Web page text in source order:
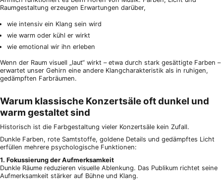
Raumgestaltung erzeugen Erwartungen darüber,
wie intensiv ein Klang sein wird
wie warm oder kühl er wirkt
wie emotional wir ihn erleben
Wenn der Raum visuell „laut“ wirkt – etwa durch stark gesättigte Farben –
erwartet unser Gehirn eine andere Klangcharakteristik als in ruhigen,
gedämpften Farbräumen.
Warum klassische Konzertsäle oft dunkel und
warm gestaltet sind
Historisch ist die Farbgestaltung vieler Konzertsäle kein Zufall.
Dunkle Farben, rote Samtstoffe, goldene Details und gedämpftes Licht
erfüllen mehrere psychologische Funktionen:
1. Fokussierung der Aufmerksamkeit
Dunkle Räume reduzieren visuelle Ablenkung. Das Publikum richtet seine
Aufmerksamkeit stärker auf Bühne und Klang.